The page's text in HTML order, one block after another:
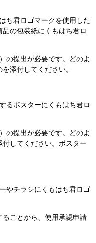
ち君ロゴマークを使用した
の包装紙にくもはち君ロ
の提出が必要です。どのよ
添付してください。
るポスターにくもはち君ロ
の提出が必要です。どのよ
してください。ポスター
やチラシにくもはち君ロゴ
ことから、使用承認申請